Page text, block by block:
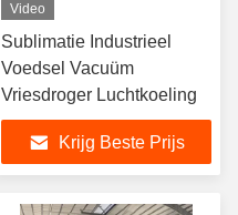
Video
Sublimatie Industrieel
Voedsel Vacuüm
Vriesdroger Luchtkoeling
Krijg Beste Prijs